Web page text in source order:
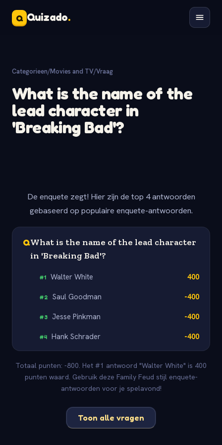
Q Quizado.
Categorieen/Movies and TV/Vraag
What is the name of the
lead character in
'Breaking Bad'?
De enquete zegt! Hier zijn de top 4 antwoorden
gebaseerd op populaire enquete-antwoorden.
QWhat is the name of the lead character
in 'Breaking Bad'?
#1 Walter White 400
#2 Saul Goodman -400
#3 Jesse Pinkman -400
#4 Hank Schrader -400
Totaal punten: -800. Het #1 antwoord "Walter White" is 400
punten waard. Gebruik deze Family Feud stijl enquete-
antwoorden voor je spelavond!
Toon alle vragen